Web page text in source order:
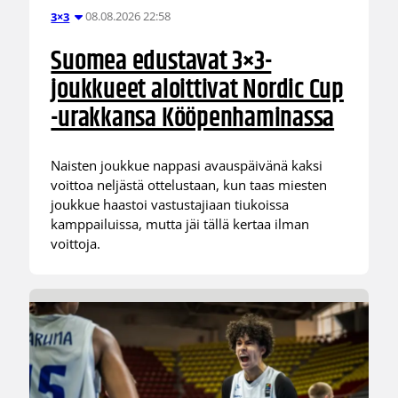
3×3 08.08.2026 22:58
Suomea edustavat 3×3-
joukkueet aloittivat Nordic Cup
-urakkansa Kööpenhaminassa
Naisten joukkue nappasi avauspäivänä kaksi
voittoa neljästä ottelustaan, kun taas miesten
joukkue haastoi vastustajiaan tiukoissa
kamppailuissa, mutta jäi tällä kertaa ilman
voittoja.